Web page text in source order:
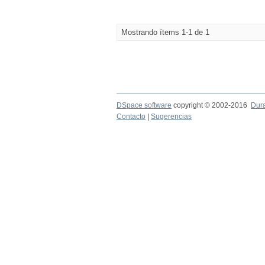
Mostrando ítems 1-1 de 1
DSpace software copyright © 2002-2016
Contacto
Sugerencias